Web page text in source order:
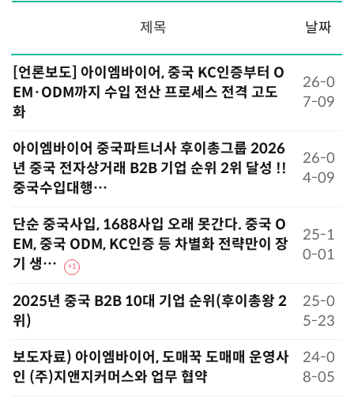
제목 날짜
[언론보도] 아이엠바이어, 중국 KC인증부터 O
EM·ODM까지 수입 전산 프로세스 전격 고도
화
26-0
7-09
아이엠바이어 중국파트너사 후이총그룹 2026
년 중국 전자상거래 B2B 기업 순위 2위 달성 !!
중국수입대행…
26-0
4-09
단순 중국사입, 1688사입 오래 못간다. 중국 O
EM, 중국 ODM, KC인증 등 차별화 전략만이 장
기 생…
+1
25-1
0-01
2025년 중국 B2B 10대 기업 순위(후이총왕 2
위)
25-0
5-23
보도자료) 아이엠바이어, 도매꾹 도매매 운영사
인 (주)지앤지커머스와 업무 협약
24-0
8-05